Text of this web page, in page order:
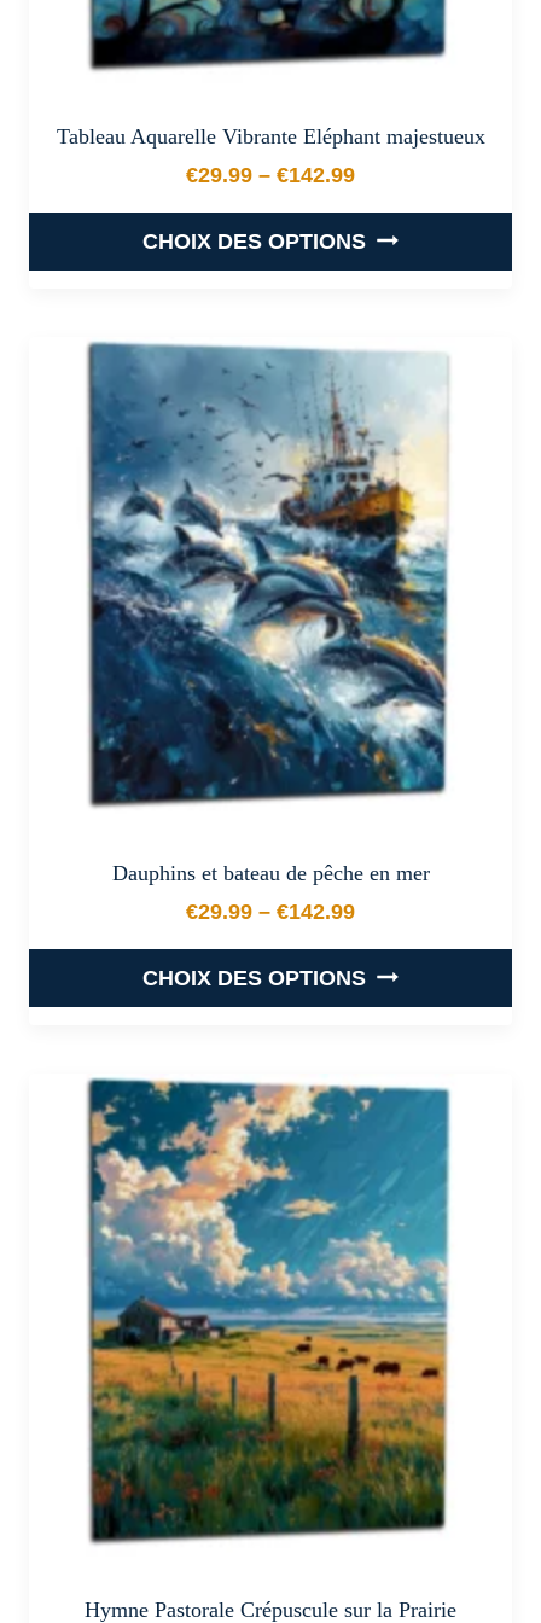
produit
Tableau Aquarelle Vibrante Eléphant majestueux
€29.99 – €142.99
Plage de prix : €29.99 à
CHOIX DES OPTIONS
a
plusieurs
variations.
Les
options
peuvent
être
choisies
sur
page
du
produit
Dauphins et bateau de pêche en mer
€29.99 – €142.99
Plage de prix : €29.99 à
CHOIX DES OPTIONS
a
plusieurs
variations.
Les
options
peuvent
être
choisies
sur
la
page
du
produit
Hymne Pastorale Crépuscule sur la Prairie